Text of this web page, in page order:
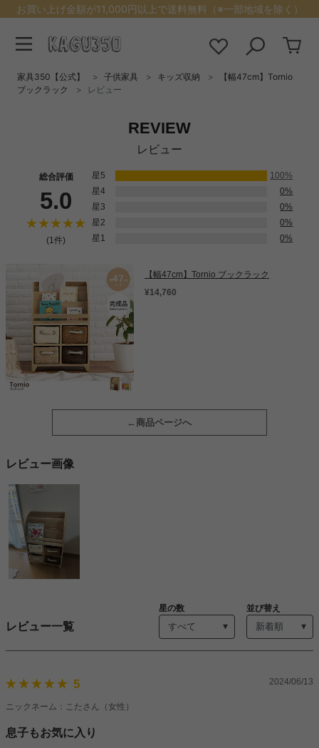
お買い上げ金額が11,000円以上で送料無料（※一部地域を除く）
家具350【公式】 子供家具 キッズ収納
【幅47cm】Tornio
ブックラック
レビュー
REVIEW
レビュー
【幅47cm】Tornio ブックラック
¥14,760
総合評価
5.0
(1件)
星5
100%
星4
0%
星3
0%
星2
0%
星1
0%
商品ページへ
レビュー画像
レビュー一覧
星の数 並び替え
5 2024/06/13
ニックネーム：こたさん（女性）
息子もお気に入り